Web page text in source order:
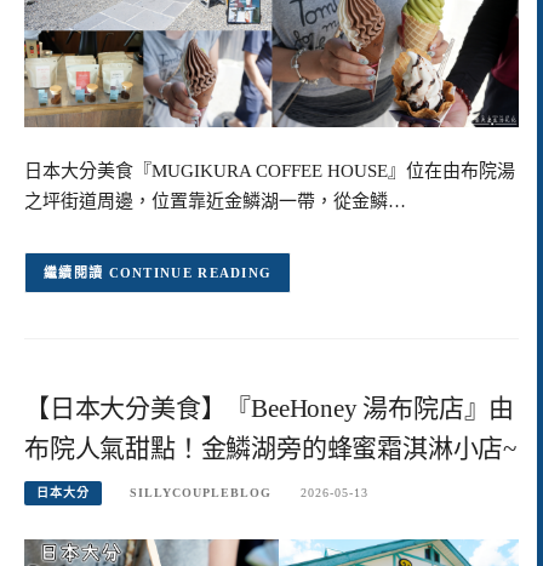
日本大分美食『MUGIKURA COFFEE HOUSE』位在由布院湯
之坪街道周邊，位置靠近金鱗湖一帶，從金鱗…
CONTINUE READING
【日本大分美食】『BeeHoney 湯布院店』由
布院人氣甜點！金鱗湖旁的蜂蜜霜淇淋小店~
日本大分 SILLYCOUPLEBLOG 2026-05-13